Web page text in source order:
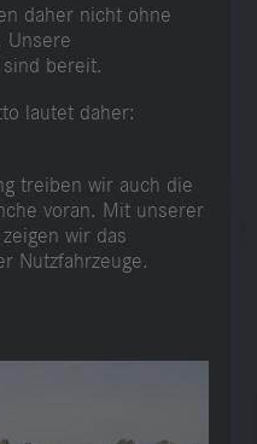
daher nicht ohne
Unsere
bereit.
lautet daher:
treiben wir auch die
voran. Mit unserer
wir das
Nutzfahrzeuge.